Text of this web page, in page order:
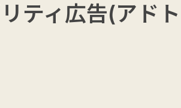
ティ広告(アドト